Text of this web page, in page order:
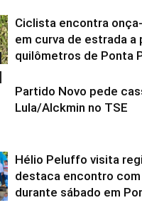
Ciclista encontra
em curva de estrada a
quilômetros de Ponta
Partido Novo pede
Lula/Alckmin no TSE
Hélio Peluffo visita
destaca encontro
durante sábado em